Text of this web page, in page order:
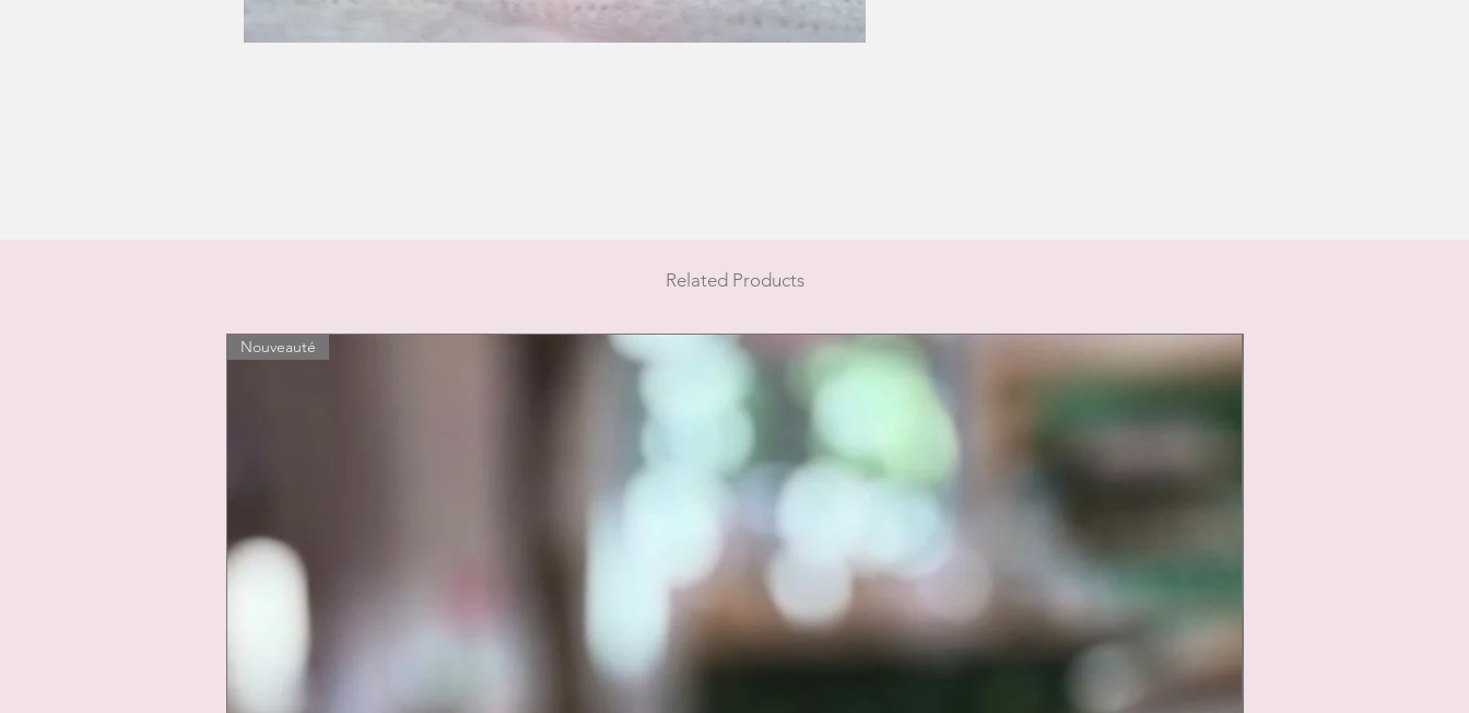
Related Products
Nouveauté